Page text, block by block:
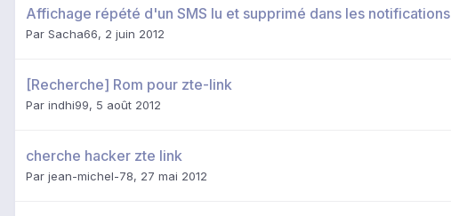
Affichage répété d'un SMS lu et supprimé dans les notifications
Par Sacha66, 2 juin 2012
[Recherche] Rom pour zte-link
Par indhi99, 5 août 2012
cherche hacker zte link
Par jean-michel-78, 27 mai 2012